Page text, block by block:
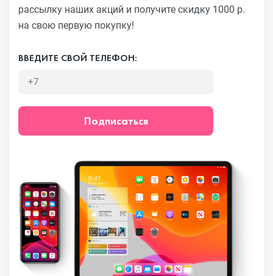
рассылку наших акций и получите скидку 1000 р.
на свою первую покупку!
ВВЕДИТЕ СВОЙ ТЕЛЕФОН:
Подписаться